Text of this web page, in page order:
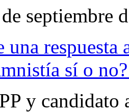
septiembre
respuesta
sí o
y candidato